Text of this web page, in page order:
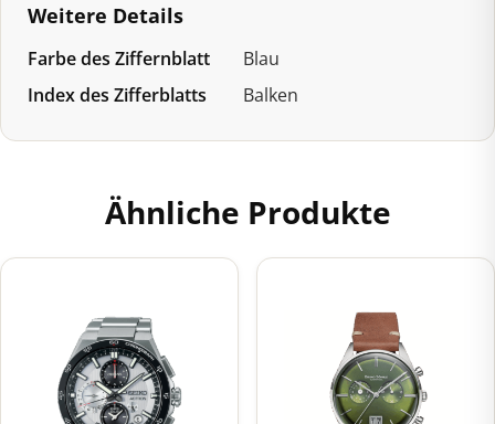
Weitere Details
Farbe des Ziffernblatt
Blau
Index des Zifferblatts
Balken
Ähnliche Produkte